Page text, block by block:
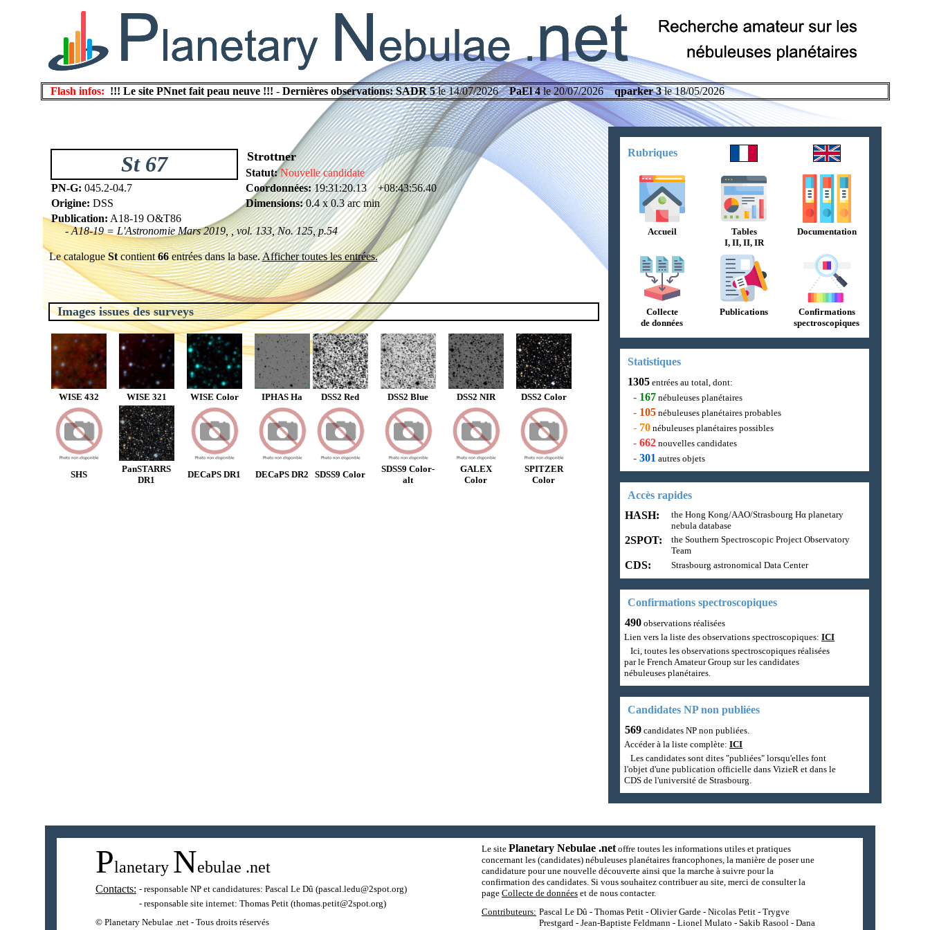
Flash infos: !!! Le site PNnet fait peau neuve !!! - Dernières observations: SADR 5le 14/07/2026PaEl 4le 20/07/2026qparker 3le 18/05/2026
St 67 Strottner
Statut: Nouvelle candidate
PN-G: 045.2-04.7 Coordonnées:19:31:20.13 +08:43:56.40
Origine: DSS Dimensions:0.4 x 0.3 arc min
Publication: A18-19 O&T86
- A18-19 = L'Astronomie Mars 2019, , vol. 133, No. 125, p.54
Le catalogueStcontient66entrées dans la base.Afficher toutes les entrées.
Images issues des surveys
WISE 432 WISE 321 WISE Color IPHAS Ha DSS2 Red DSS2 Blue DSS2 NIR DSS2 Color
SHS
PanSTARRS
DR1
DECaPS DR1 DECaPS DR2 SDSS9 Color
SDSS9 Color-
alt
GALEX
Color
SPITZER
Color
Rubriques
Accueil
Tables
I, II, II, IR
Documentation
Collecte
de données
Publications
Confirmations
spectroscopiques
Statistiques
1305 entrées au total, dont:
- 167 nébuleuses planétaires
- 105 nébuleuses planétaires probables
- 70 nébuleuses planétaires possibles
- 662 nouvelles candidates
- 301 autres objets
Accès rapides
HASH:
the Hong Kong/AAO/Strasbourg Hα planetary
nebula database
2SPOT:
the Southern Spectroscopic Project Observatory
Team
CDS: Strasbourg astronomical Data Center
Confirmations spectroscopiques
490 observations réalisées
Lien vers la liste des observations spectroscopiques: ICI
Ici, toutes les observations spectroscopiques réalisées
par le French Amateur Group sur les candidates
nébuleuses planétaires.
Candidates NP non publiées
569 candidates NP non publiées.
Accéder à la liste complète: ICI
Les candidates sont dites "publiées" lorsqu'elles font
l'objet d'une publication officielle dans VizieR et dans le
CDS de l'université de Strasbourg.
Planetary Nebulae .net
Contacts: - responsable NP et candidatures: Pascal Le Dû (pascal.ledu@2spot.org)
- responsable site internet: Thomas Petit (thomas.petit@2spot.org)
© Planetary Nebulae .net - Tous droits réservés
Le site Planetary Nebulae .netoffre toutes les informations utiles et pratiques
concernant les (candidates) nébuleuses planétaires francophones, la manière de poser une
candidature pour une nouvelle découverte ainsi que la marche à suivre pour la
confirmation des candidates. Si vous souhaitez contribuer au site, merci de consulter la
page Collecte de données et de nous contacter.
Contributeurs: Pascal Le Dû - Thomas Petit - Olivier Garde - Nicolas Petit - Trygve
Prestgard - Jean-Baptiste Feldmann - Lionel Mulato - Sakib Rasool - Dana